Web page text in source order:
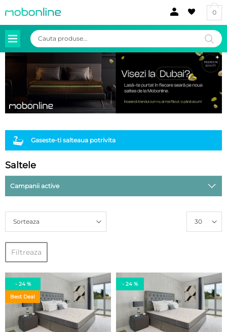
0
Products
search
Gaseste-ti salteaua potrivita
Saltele
Campanii active
30
Sorteaza
Filtreaza
- 24 %
Best Deal
- 24 %